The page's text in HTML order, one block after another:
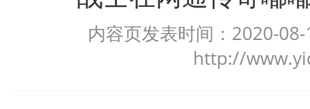
内容页发表时间：2020-
http://